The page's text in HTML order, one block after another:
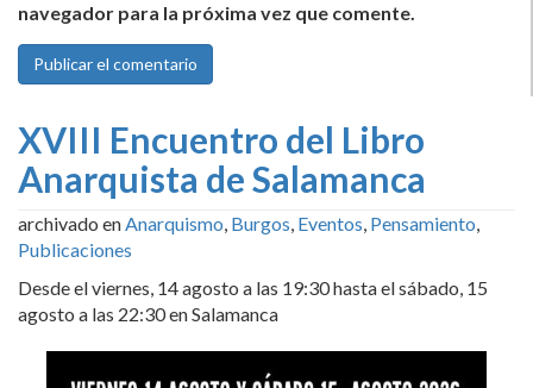
navegador para la próxima vez que comente.
XVIII Encuentro del Libro
Anarquista de Salamanca
archivado enAnarquismo, Burgos, Eventos, Pensamiento,
Publicaciones
Desde el viernes, 14 agosto a las 19:30 hasta el sábado, 15
agosto a las 22:30 en Salamanca